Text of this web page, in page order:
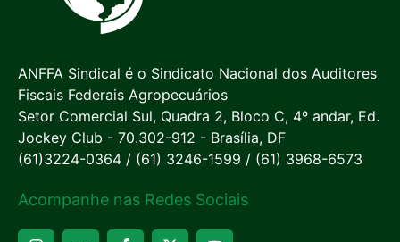
ANFFA Sindical é o Sindicato Nacional dos Auditores
Fiscais Federais Agropecuários
Setor Comercial Sul, Quadra 2, Bloco C, 4º andar, Ed.
Jockey Club - 70.302-912 - Brasília, DF
(61)3224-0364 / (61) 3246-1599 / (61) 3968-6573
Acompanhe nas Redes Sociais